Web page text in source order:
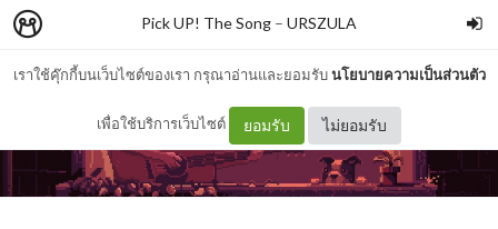
เราใช้คุ๊กกี้บนเว็บไซต์ของเรา กรุณาอ่านและยอมรับนโยบายความเป็นส่วนตัว
เพื่อใช้บริการเว็บไซต์ ยอมรับ ไม่ยอมรับ
Pick UP! The Song – URSZULA